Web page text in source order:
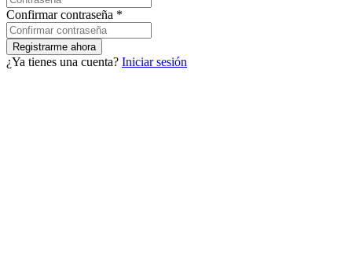
Confirmar contraseña *
¿Ya tienes una cuenta? Iniciar sesión